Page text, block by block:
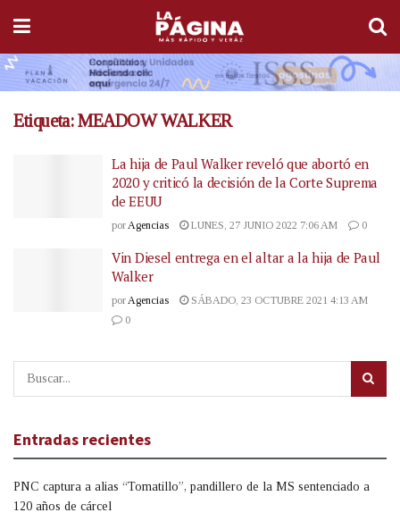
Etiqueta:MEADOW WALKER
La hija de Paul Walker reveló que abortó en
2020 y criticó la decisión de la Corte Suprema
de EEUU
por Agencias LUNES, 27 JUNIO 2022 7:06 AM 0
Vin Diesel entrega en el altar a la hija de Paul
Walker
por Agencias
SÁBADO, 23 OCTUBRE 2021 4:13 AM
0
Entradas recientes
PNC captura a alias “Tomatillo”, pandillero de la MS sentenciado a
120 años de cárcel